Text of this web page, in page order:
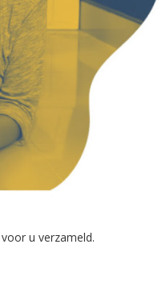
u verzameld.